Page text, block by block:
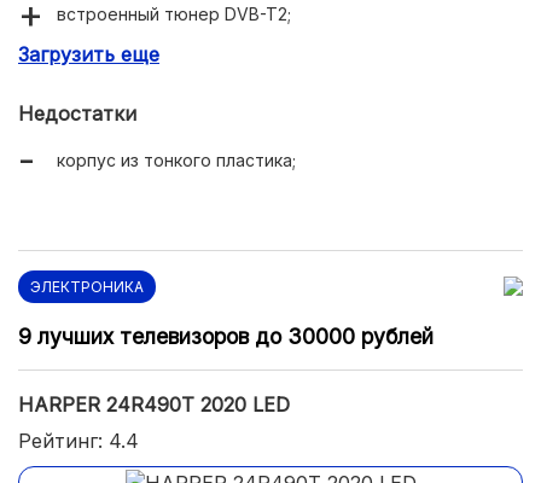
встроенный тюнер DVB-T2;
небольшой отклик матрицы – 8,5 мс;
Загрузить еще
Недостатки
корпус из тонкого пластика;
ЭЛЕКТРОНИКА
9 лучших телевизоров до 30000 рублей
HARPER 24R490T 2020 LED
Рейтинг: 4.4